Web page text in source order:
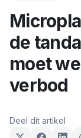
de
moet
verbod
Deel dit artikel